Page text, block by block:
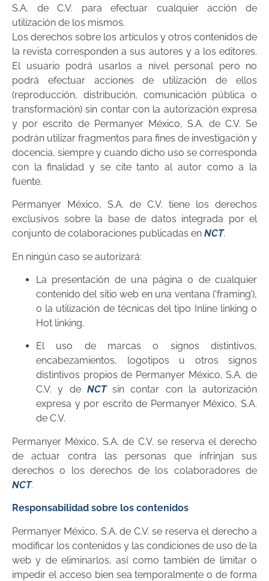
S.A. de C.V. para efectuar cualquier acción de
utilización de los mismos.
Los derechos sobre los artículos y otros contenidos de
la revista corresponden a sus autores y a los editores.
El usuario podrá usarlos a nivel personal pero no
podrá efectuar acciones de utilización de ellos
(reproducción, distribución, comunicación pública o
transformación) sin contar con la autorización expresa
y por escrito de Permanyer México, S.A. de C.V. Se
podrán utilizar fragmentos para fines de investigación y
docencia, siempre y cuando dicho uso se corresponda
con la finalidad y se cite tanto al autor como a la
fuente.
Permanyer México, S.A. de C.V. tiene los derechos
exclusivos sobre la base de datos integrada por el
conjunto de colaboraciones publicadas en NCT.
En ningún caso se autorizará:
La presentación de una página o de cualquier
contenido del sitio web en una ventana (‘framing’),
o la utilización de técnicas del tipo Inline linking o
Hot linking.
El uso de marcas o signos distintivos,
encabezamientos, logotipos u otros signos
distintivos propios de Permanyer México, S.A. de
C.V. y de NCTsin contar con la autorización
expresa y por escrito de Permanyer México, S.A.
de C.V.
Permanyer México, S.A. de C.V. se reserva el derecho
de actuar contra las personas que infrinjan sus
derechos o los derechos de los colaboradores de
NCT.
Responsabilidad sobre los contenidos
Permanyer México, S.A. de C.V. se reserva el derecho a
modificar los contenidos y las condiciones de uso de la
web y de eliminarlos, así como también de limitar o
impedir el acceso bien sea temporalmente o de forma